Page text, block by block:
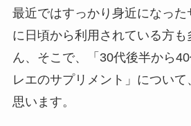
最近ではすっかり身近になっ
に日頃から利用されている方
ん、そこで、「30代後半から
レエのサプリメント」について
思います。